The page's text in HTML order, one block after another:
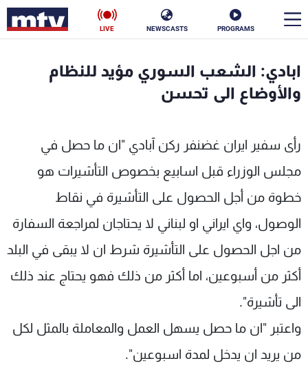
PROGRAMS
NEWSCASTS
LIVE
ابادي: الشعب السوري مؤيد للنظام
والأوضاع الى تحسن
رأى سفير ايران غضنفر ركن آبادي "ان ما حصل في
مجلس الوزراء قبل اسابيع بخصوص التأشيرات هو
خطوة من أجل الحصول على التأشيرة في نقاط
الوصول، واي ايراني او لبناني لا يحتاجان لمراجعة السفارة
من اجل الحصول على التأشيرة شرط ان لا يبقى في البلد
أكثر من أسبوعين، اما أكثر من ذلك فهو يحتاج عند ذلك
الى تأشيرة".
واعتبر "ان ما حصل يسهل العمل والمعاملة بالمثل لكل
من يريد ان يدخل لمدة اسبوعين".
الأخبار
فن
منوعات رياضة
كأس العالم
البرامج
جدول البرامج
شاهد البرامج